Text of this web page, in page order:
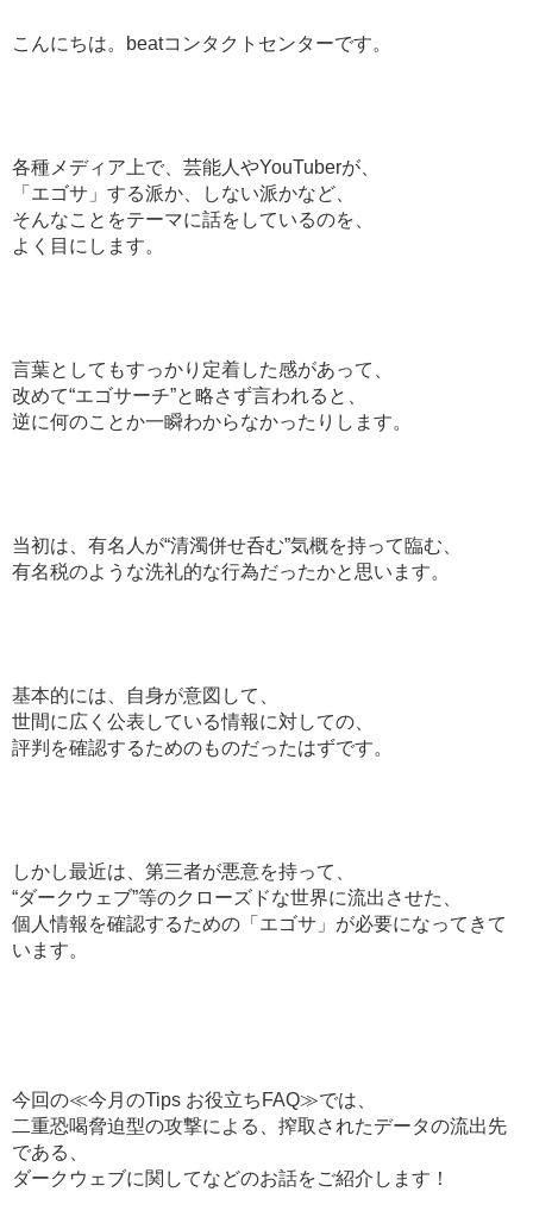
こんにちは。beatコンタクトセンターです。
各種メディア上で、芸能人やYouTuberが、
「エゴサ」する派か、しない派かなど、
そんなことをテーマに話をしているのを、
よく目にします。
言葉としてもすっかり定着した感があって、
改めて“エゴサーチ”と略さず言われると、
逆に何のことか一瞬わからなかったりします。
当初は、有名人が“清濁併せ呑む”気概を持って臨む、
有名税のような洗礼的な行為だったかと思います。
基本的には、自身が意図して、
世間に広く公表している情報に対しての、
評判を確認するためのものだったはずです。
しかし最近は、第三者が悪意を持って、
“ダークウェブ”等のクローズドな世界に流出させた、
個人情報を確認するための「エゴサ」が必要になってきて
います。
今回の≪今月のTips お役立ちFAQ≫では、
二重恐喝脅迫型の攻撃による、搾取されたデータの流出先
である、
ダークウェブに関してなどのお話をご紹介します！